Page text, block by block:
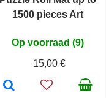
1500 pieces Art
Op voorraad (9)
15,00 €